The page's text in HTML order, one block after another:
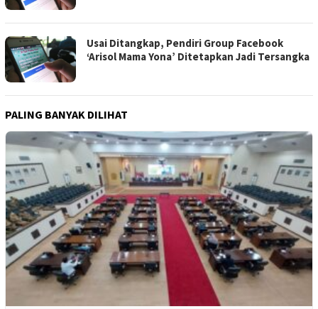
Usai Ditangkap, Pendiri Group Facebook
‘Arisol Mama Yona’ Ditetapkan Jadi Tersangka
PALING BANYAK DILIHAT